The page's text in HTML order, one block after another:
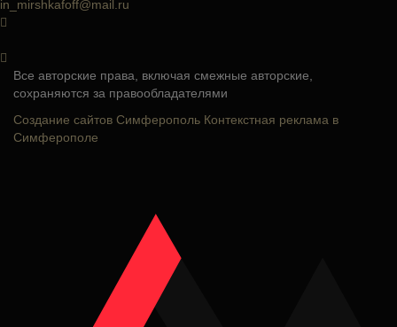
in_mirshkafoff@mail.ru
Все авторские права, включая смежные авторские,
сохраняются за правообладателями
Создание сайтов Симферополь Контекстная реклама в
Симферополе